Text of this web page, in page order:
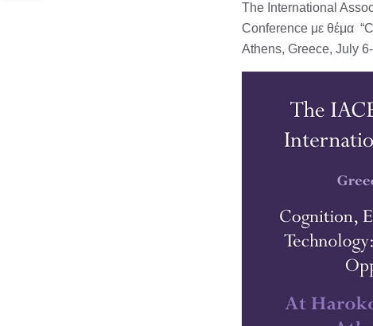
The International
Conference με θέμα
Athens, Greece, July